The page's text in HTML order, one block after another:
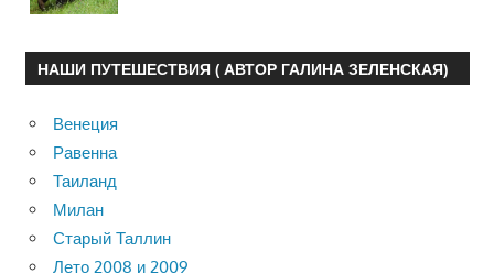
НАШИ ПУТЕШЕСТВИЯ ( АВТОР ГАЛИНА ЗЕЛЕНСКАЯ)
Венеция
Равенна
Таиланд
Милан
Старый Таллин
Лето 2008 и 2009